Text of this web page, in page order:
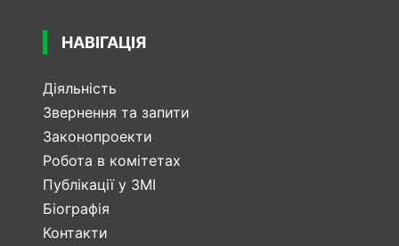
НАВІГАЦІЯ
Діяльність
Звернення та запити
Законопроекти
Робота в комітетах
Публікації у ЗМІ
Біографія
Контакти